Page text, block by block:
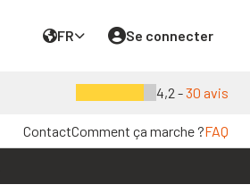
FR Se connecter
4,2 -30 avis
ContactComment ça marche ?FAQ